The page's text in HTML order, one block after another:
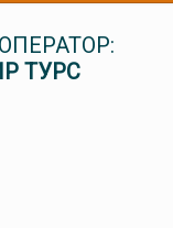
ТУРС